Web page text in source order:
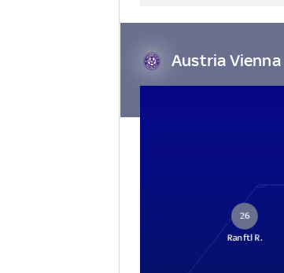
Austria Vienna
26
Ranftl R.